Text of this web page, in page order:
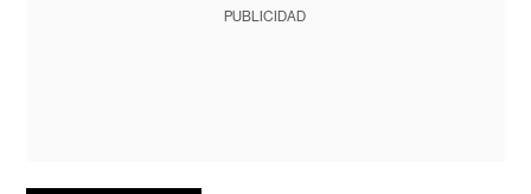
PUBLICIDAD